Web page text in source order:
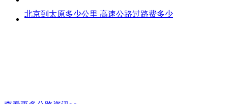
北京到太原多少公里 高速公路过路费多少